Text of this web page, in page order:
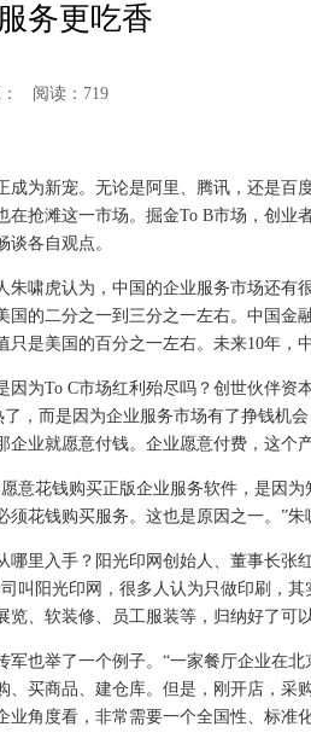
务更吃香
： 阅读：719
成为新宠。无论是阿里、腾讯，还是百
在抢滩这一市场。掘金To B市场，创业
各自观点。
朱啸虎认为，中国的企业服务市场还有
国的二分之一到三分之一左右。中国金
只是美国的百分之一左右。未来10年，
因为To C市场红利殆尽吗？创世伙伴资
，而是因为企业服务市场有了挣钱机
业就愿意付钱。企业愿意付费，这个产
意花钱购买正版企业服务软件，是因
花钱购买服务。这也是原因之一。”朱
哪里入手？阳光印网创始人、董事长张
叫阳光印网，很多人认为只做印刷，
览、软装修、员工服装等，归纳好了可
军也举了一个例子。“一家餐厅企业在
、买商品、建仓库。但是，刚开店，采
业角度看，非常需要一个全国性、标准